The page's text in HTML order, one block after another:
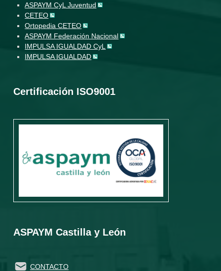
ASPAYM CyL Juventud
CETEO
Ortopedia CETEO
ASPAYM Federación Nacional
IMPULSA IGUALDAD CyL
IMPULSA IGUALDAD
Certificación ISO9001
ASPAYM Castilla y León
CONTACTO